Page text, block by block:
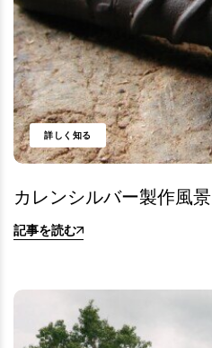
詳しく知る
カレンシルバー製作風景
記事を読む